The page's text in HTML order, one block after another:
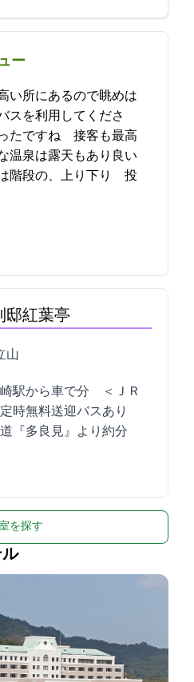
ー
い所にあるので眺めは
スを利用してくださ
たですね 接客も最高
泉は露天もあり良い
り下り… 2023-05-12 16:22:19投
邸紅葉亭
65
駅から車で15分 ＜ＪＲ
時無料送迎バスあり
多良見IC』より約20分
を探す